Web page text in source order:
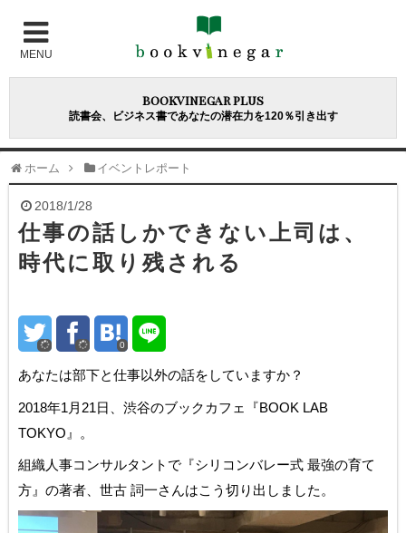
MENU
bookvinegar plus
読書会、ビジネス書であなたの潜在力を120％引き出す
ホーム イベントレポート
2018/1/28
仕事の話しかできない上司は、
時代に取り残される
0
あなたは部下と仕事以外の話をしていますか？
2018年1月21日、渋谷のブックカフェ『BOOK LAB
TOKYO』。
組織人事コンサルタントで『シリコンバレー式 最強の育て
方』の著者、世古 詞一さんはこう切り出しました。